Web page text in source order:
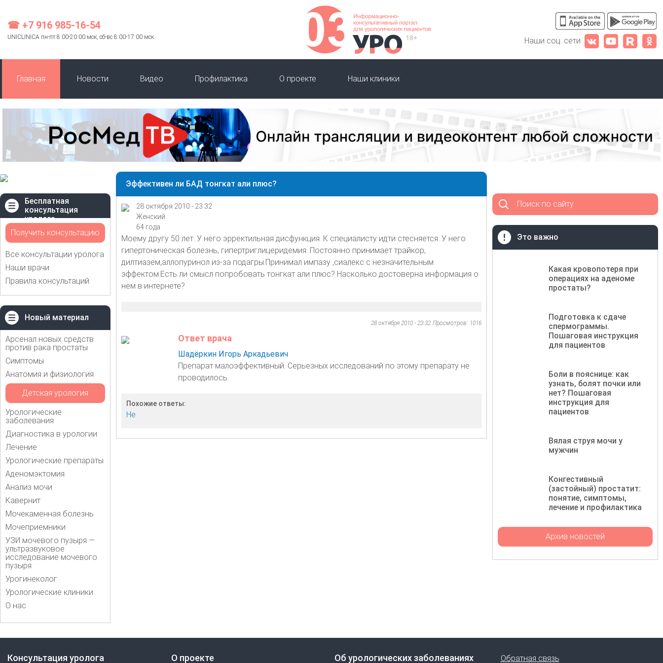
☎ +7 916 985-16-54
UNICLINICA пн-пт 8:00-20:00 мск, сб-вс 8:00-17:00 мск Наши соц. сети
Главная Новости Видео Профилактика О проекте Наши клиники
Бесплатная
консультация
уролога
Получить консультацию
Все консультации уролога
Наши врачи
Правила консультаций
Новый материал
Арсенал новых средств
против рака простаты
Симптомы
Анатомия и физиология
Детская урология
Урологические
заболевания
Диагностика в урологии
Лечение
Урологические препараты
Аденомэктомия
Анализ мочи
Кавернит
Мочекаменная болезнь
Мочеприемники
УЗИ мочевого пузыря —
ультразвуковое
исследование мочевого
пузыря
Урогинеколог
Урологические клиники
О нас
Эффективен ли БАД тонгкат али плюс?
28 октября 2010 - 23:32
Женский
64 года
Моему другу 50 лет. У него эрректильная дисфункция. К специалисту идти стесняется. У него
гипертоническая болезнь, гипертриглицеридемия. Постоянно принимает трайкор,
дилтиазем,аллопуринол из-за подагры.Принимал импазу ,сиалекс с незначительным
эффектом.Есть ли смысл попробовать тонгкат али плюс? Насколько достоверна информация о
нём в интернете?
28 октября 2010 - 23:32 Просмотров: 1016
Ответ врача
Шадёркин Игорь Аркадьевич
Препарат малоэффективный. Серьезных исследований по этому препарату не
проводилось.
Похожие ответы:
Не
Поиск по сайту
Это важно
Какая кровопотеря при
операциях на аденоме
простаты?
Подготовка к сдаче
спермограммы.
Пошаговая инструкция
для пациентов
Боли в пояснице: как
узнать, болят почки или
нет? Пошаговая
инструкция для
пациентов
Вялая струя мочи у
мужчин
Конгестивный
(застойный) простатит:
понятие, симптомы,
лечение и профилактика
Архив новостей
Консультация уролога О проекте Об урологических заболеваниях Обратная связь